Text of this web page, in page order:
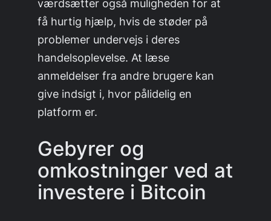
værdsætter også muligheden for at
få hurtig hjælp, hvis de støder på
problemer undervejs i deres
handelsoplevelse. At læse
anmeldelser fra andre brugere kan
give indsigt i, hvor pålidelig en
platform er.
Gebyrer og
omkostninger ved at
investere i Bitcoin